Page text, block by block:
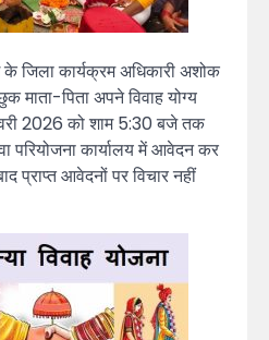
के जिला कार्यक्रम अधिकारी अशोक
माता-पिता अपने विवाह योग्य
2026 को शाम 5:30 बजे तक
परियोजना कार्यालय में आवेदन कर
प्राप्त आवेदनों पर विचार नहीं